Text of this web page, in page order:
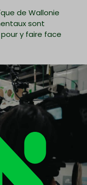
de Wallonie
sont
y faire face